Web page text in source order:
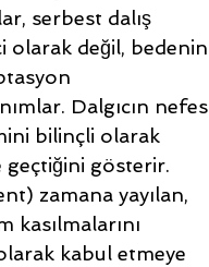
serbest dalış
olarak değil, bedenin
Dalgıcın nefes
bilinçli olarak
geçtiğini gösterir.
zamana yayılan,
kasılmalarını
kabul etmeye